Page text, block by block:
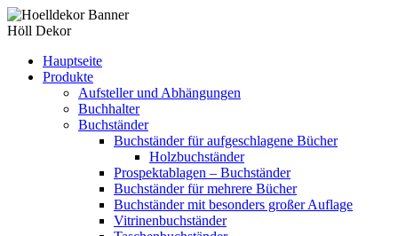
Höll Dekor
Hauptseite
Produkte
Aufsteller und Abhängungen
Buchhalter
Buchständer
Buchständer für aufgeschlagene Bücher
Holzbuchständer
Prospektablagen – Buchständer
Buchständer für mehrere Bücher
Buchständer mit besonders großer Auflage
Vitrinenbuchständer